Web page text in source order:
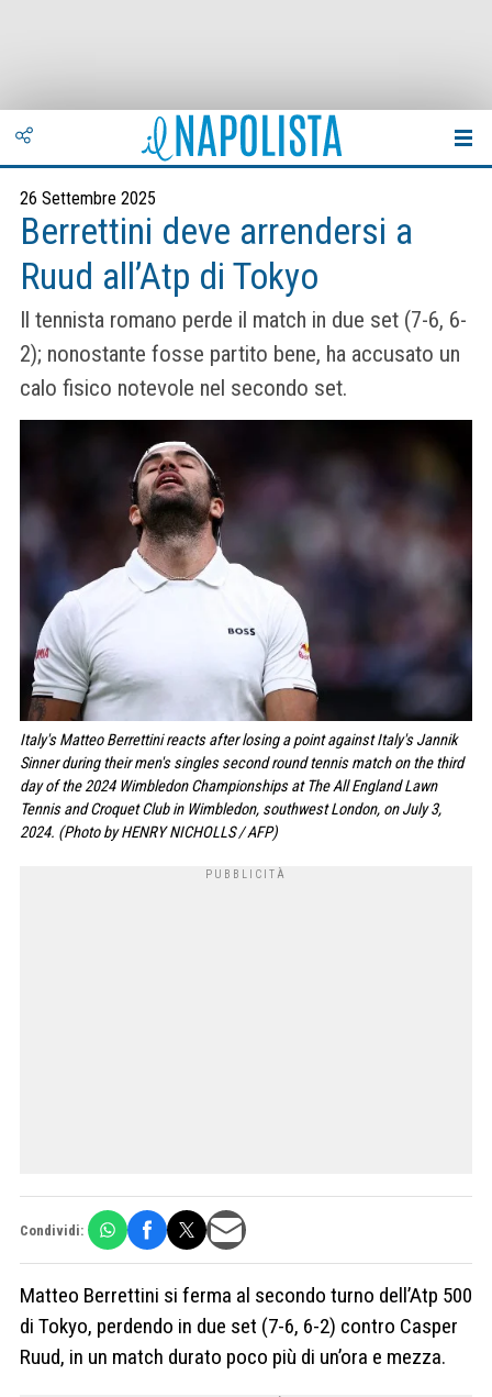
26 Settembre 2025
Berrettini deve arrendersi a
Ruud all’Atp di Tokyo
Il tennista romano perde il match in due set (7-6, 6-
2); nonostante fosse partito bene, ha accusato un
calo fisico notevole nel secondo set.
Italy's Matteo Berrettini reacts after losing a point against Italy's Jannik
Sinner during their men's singles second round tennis match on the third
day of the 2024 Wimbledon Championships at The All England Lawn
Tennis and Croquet Club in Wimbledon, southwest London, on July 3,
2024. (Photo by HENRY NICHOLLS / AFP)
Condividi:
Matteo Berrettini si ferma al secondo turno dell’Atp 500
di Tokyo, perdendo in due set (7-6, 6-2) contro Casper
Ruud, in un match durato poco più di un’ora e mezza.